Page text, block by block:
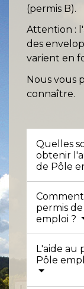
(permis B).
Attention :
des
varient en
Nous vous
connaître.
Quelles
obtenir
de Pôle
permis
emploi ?
L'aide au
Pôle